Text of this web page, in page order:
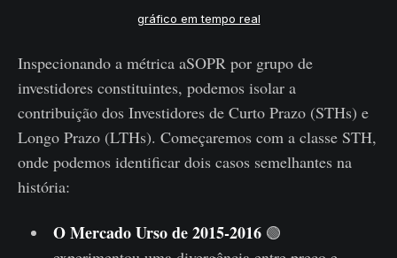
gráfico em tempo real
Inspecionando a métrica aSOPR por grupo de
investidores constituintes, podemos isolar a
contribuição dos Investidores de Curto Prazo (STHs) e
Longo Prazo (LTHs). Começaremos com a classe STH,
onde podemos identificar dois casos semelhantes na
história:
O Mercado Urso de 2015-2016🟢